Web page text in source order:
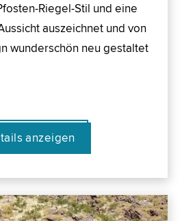
Riegel-Stil und eine
auszeichnet und von
wunderschön neu gestaltet
anzeigen